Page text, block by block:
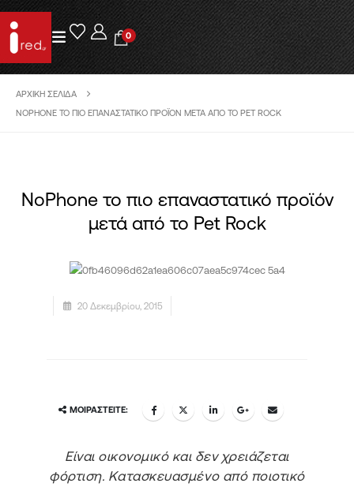
0
ΑΡΧΙΚΉ ΣΕΛΊΔΑ
NOPHONE ΤΟ ΠΙΟ ΕΠΑΝΑΣΤΑΤΙΚΌ ΠΡΟΪΌΝ ΜΕΤΆ ΑΠΌ ΤΟ PET ROCK
NoPhone το πιο επαναστατικό προϊόν
μετά από το Pet Rock
20 Δεκεμβρίου, 2015
ΜΟΙΡΑΣΤΕΊΤΕ:
Είναι οικονομικό και δεν χρειάζεται
φόρτιση. Κατασκευασμένο από ποιοτικό